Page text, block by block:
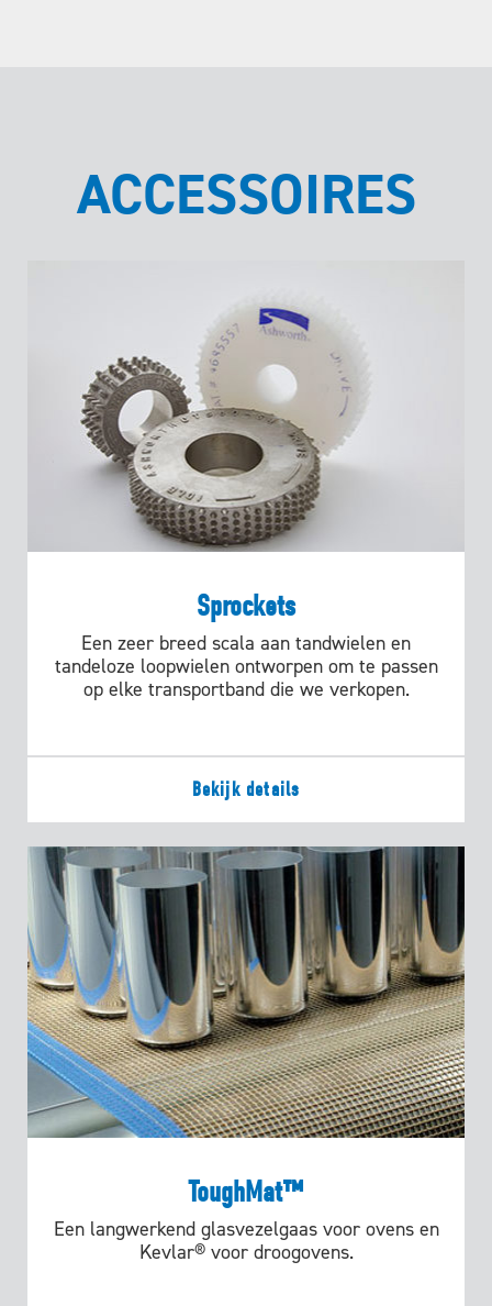
ACCESSOIRES
Sprockets
Een zeer breed scala aan tandwielen en
tandeloze loopwielen ontworpen om te passen
op elke transportband die we verkopen.
Bekijk details
ToughMat™
Een langwerkend glasvezelgaas voor ovens en
Kevlar® voor droogovens.